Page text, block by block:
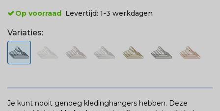
Op voorraad Levertijd: 1-3 werkdagen
Variaties:
Je kunt nooit genoeg kledinghangers hebben. Deze